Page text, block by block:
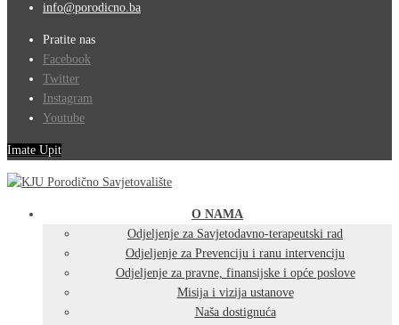
info@porodicno.ba
Pratite nas
Facebook
Twitter
Instagram
Youtube
Imate Upit
O NAMA
Odjeljenje za Savjetodavno-terapeutski rad
Odjeljenje za Prevenciju i ranu intervenciju
Odjeljenje za pravne, finansijske i opće poslove
Misija i vizija ustanove
Naša dostignuća